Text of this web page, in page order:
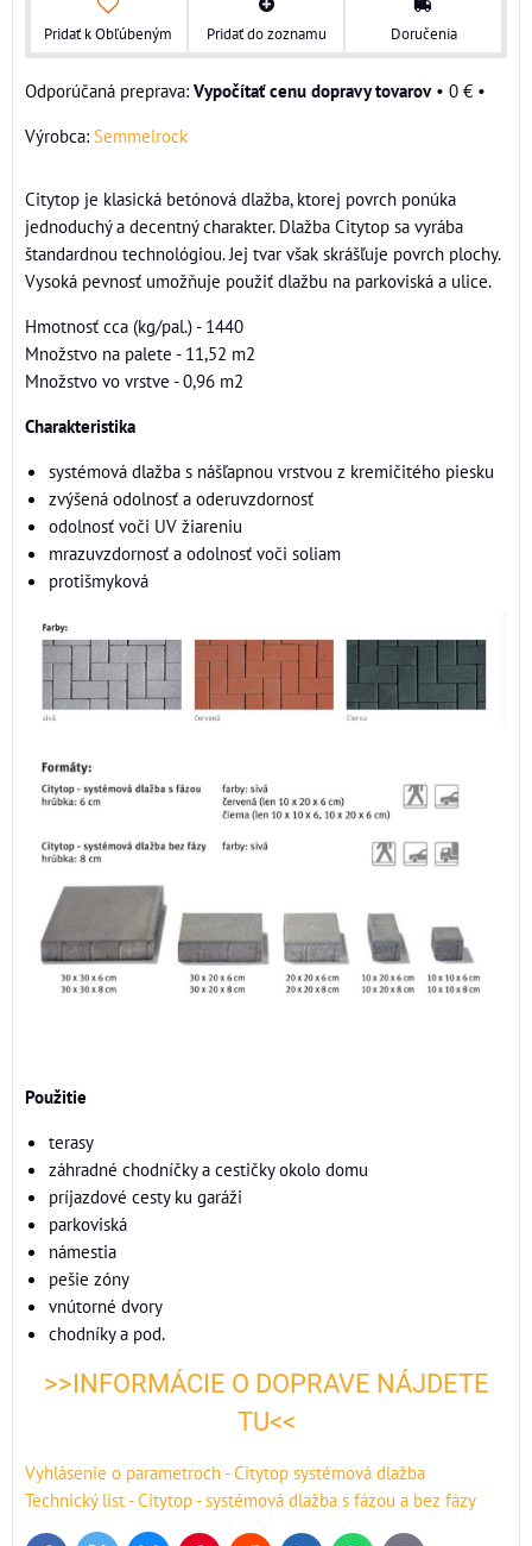
Pridať k Obľúbeným Pridať do zoznamu Doručenia
Vypočítať cenu dopravy tovarov• 0 € •
Výrobca: Semmelrock
Citytop je klasická betónová dlažba, ktorej povrch ponúka
jednoduchý a decentný charakter. Dlažba Citytop sa vyrába
štandardnou technológiou. Jej tvar však skrášľuje povrch plochy.
Vysoká pevnosť umožňuje použiť dlažbu na parkoviská a ulice.
Hmotnosť cca (kg/pal.) - 1440
Množstvo na palete - 11,52 m2
Množstvo vo vrstve - 0,96 m2
Charakteristika
systémová dlažba s nášľapnou vrstvou z kremičitého piesku
zvýšená odolnosť a oderuvzdornosť
odolnosť voči UV žiareniu
mrazuvzdornosť a odolnosť voči soliam
protišmyková
Použitie
terasy
záhradné chodníčky a cestičky okolo domu
príjazdové cesty ku garáži
parkoviská
námestia
pešie zóny
vnútorné dvory
chodníky a pod.
>>INFORMÁCIE O DOPRAVE NÁJDETE
TU<<
Vyhlásenie o parametroch - Citytop systémová dlažba
Technický list - Citytop - systémová dlažba s fázou a bez fázy